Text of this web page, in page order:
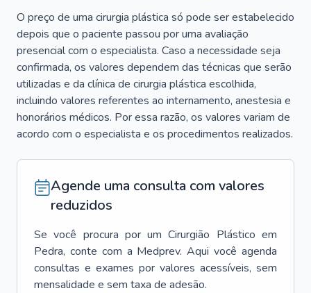
O preço de uma cirurgia plástica só pode ser estabelecido
depois que o paciente passou por uma avaliação
presencial com o especialista. Caso a necessidade seja
confirmada, os valores dependem das técnicas que serão
utilizadas e da clínica de cirurgia plástica escolhida,
incluindo valores referentes ao internamento, anestesia e
honorários médicos. Por essa razão, os valores variam de
acordo com o especialista e os procedimentos realizados.
Agende uma consulta com valores
reduzidos
Se você procura por um Cirurgião Plástico em
Pedra, conte com a Medprev. Aqui você agenda
consultas e exames por valores acessíveis, sem
mensalidade e sem taxa de adesão.